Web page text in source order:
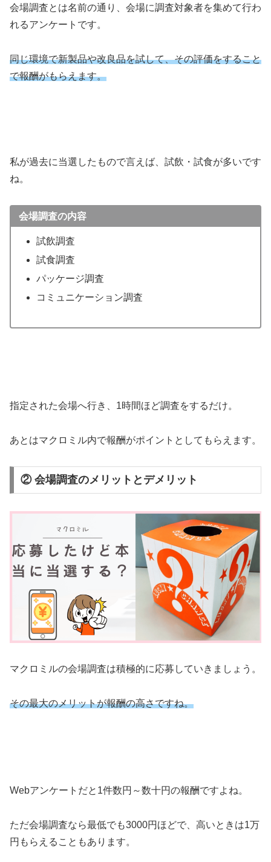
会場調査とは名前の通り、会場に調査対象者を集めて行わ
れるアンケートです。
同じ環境で新製品や改良品を試して、その評価をすること
で報酬がもらえます。
私が過去に当選したもので言えば、試飲・試食が多いです
ね。
会場調査の内容
試飲調査
試食調査
パッケージ調査
コミュニケーション調査
指定された会場へ行き、1時間ほど調査をするだけ。
あとはマクロミル内で報酬がポイントとしてもらえます。
② 会場調査のメリットとデメリット
マクロミルの会場調査は積極的に応募していきましょう。
その最大のメリットが報酬の高さですね。
Webアンケートだと1件数円～数十円の報酬ですよね。
ただ会場調査なら最低でも3000円ほどで、高いときは1万
円もらえることもあります。